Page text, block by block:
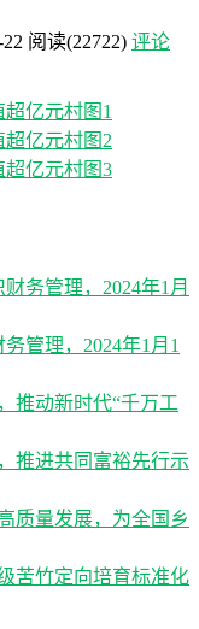
阅读(22722) 评论
管理，2024年1月1
推动新时代“千万工
推进共同富裕先行示
质量发展，为全国乡
苦竹定向培育标准化